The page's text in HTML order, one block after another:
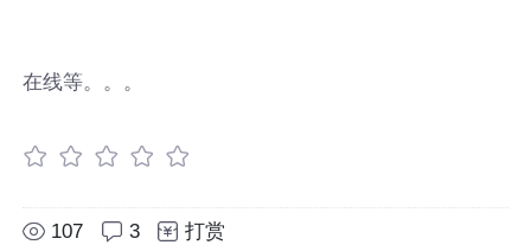
在线等。。。
107 3 打赏